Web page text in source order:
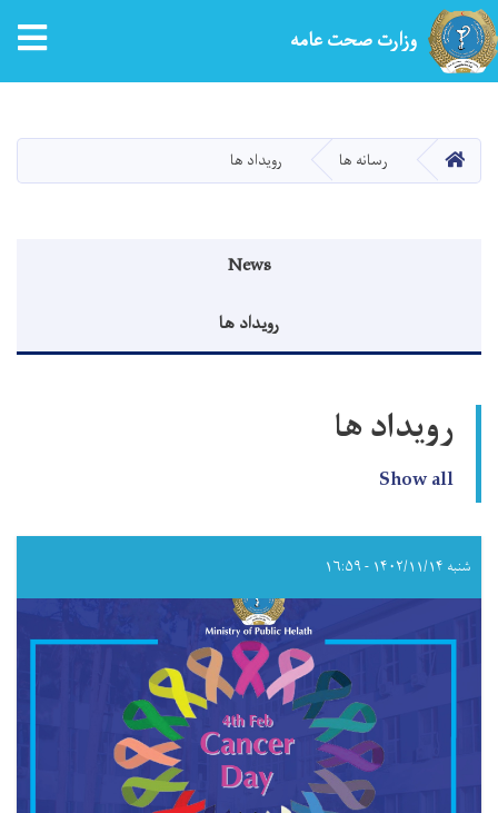
main
content
وزارت صحت عامه
HOME رسانه ها رویداد ها
News
رویداد ها
رویداد ها
Show all
شنبه ۱۴۰۲/۱۱/۱۴ - ۱۶:۵۹